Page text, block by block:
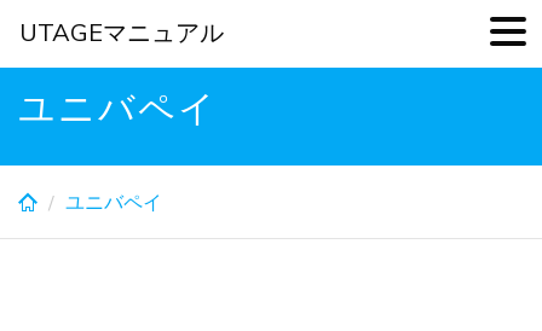
Skip
ユニバペイ
ユニバペイ
UTAGEマニュアル